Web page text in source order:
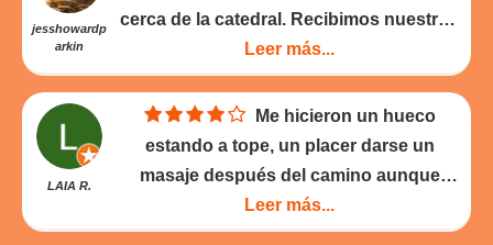
después de un largo paseo. Era mucho
más “spa - como” de lo que esperaba,
con toallas de alta calidad / decoración,
habitaciones de buen tamaño y
por José, sus manos son mágicas!
jesshowardp
arkin
cerca de la catedral. Recibimos nuestros
3 masajes en 3 habitaciones diferentes al
mismo tiempo. Las masacres atendían
las áreas que eran más doloridas para
los peregrinos del Camino: pies, piernas
y espalda baja / caderas. Tenga en
cuenta que se esperan propinas, pero yo
Leer más...
LAIA R.
estando a tope, un placer darse un
masaje después del camino aunque
como bien dijo José al dia siguiente me
acordé bien de él.Buen masaje y buenos
Leer más...